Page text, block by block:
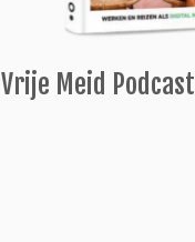
Vrije Meid Podcast